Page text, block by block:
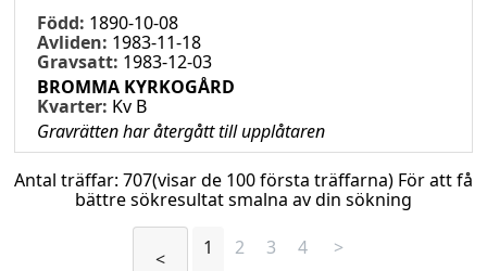
Född: 1890-10-08
Avliden: 1983-11-18
Gravsatt: 1983-12-03
BROMMA KYRKOGÅRD
Kvarter: Kv B
Gravrätten har återgått till upplåtaren
Antal träffar: 707(visar de 100 första träffarna) För att få
bättre sökresultat smalna av din sökning
< 1 2 3 4 >